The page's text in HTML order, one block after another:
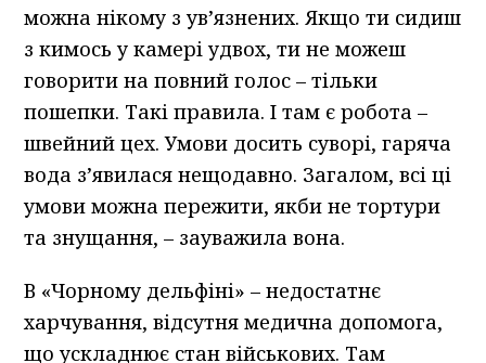
можна нікому з ув’язнених. Якщо ти сидиш
з кимось у камері удвох, ти не можеш
говорити на повний голос – тільки
пошепки. Такі правила. І там є робота –
швейний цех. Умови досить суворі, гаряча
вода з’явилася нещодавно. Загалом, всі ці
умови можна пережити, якби не тортури
та знущання, – зауважила вона.
В «Чорному дельфіні» – недостатнє
харчування, відсутня медична допомога,
що ускладнює стан військових. Там